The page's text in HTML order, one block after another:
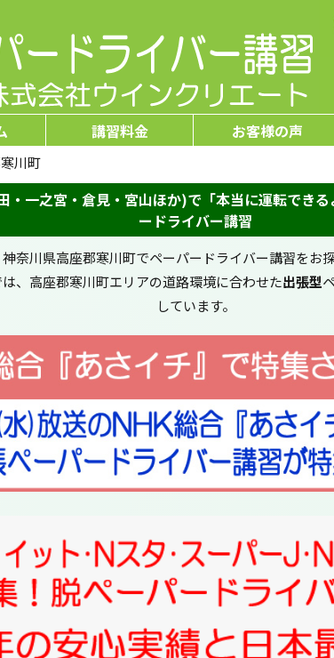
講習料金 お客様の声
川町
・一之宮・倉見・宮山ほか)で「本当に運転でき
ードライバー講習
神奈川県高座郡寒川町でペーパードライバー講習をお
、高座郡寒川町エリアの道路環境に合わせた出張型
しています。